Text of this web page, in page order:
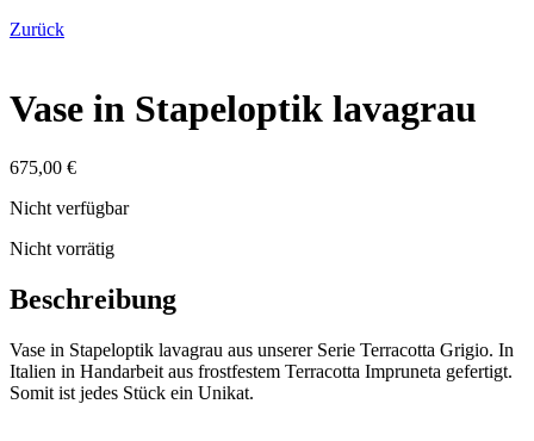
Zurück
Vase in Stapeloptik lavagrau
675,00 €
Nicht verfügbar
Nicht vorrätig
Beschreibung
Vase in Stapeloptik lavagrau aus unserer Serie Terracotta Grigio. In
Italien in Handarbeit aus frostfestem Terracotta Impruneta gefertigt.
Somit ist jedes Stück ein Unikat.